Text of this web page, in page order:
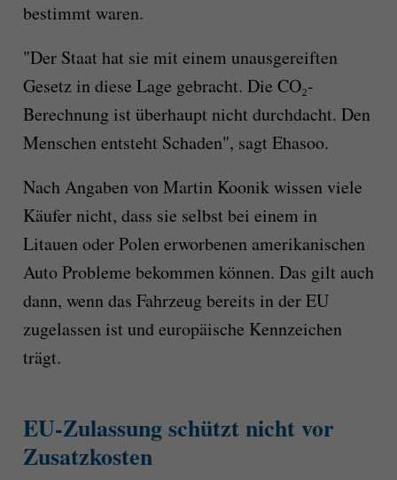
bestimmt waren.
"Der Staat hat sie mit einem unausgereiften
Gesetz in diese Lage gebracht. Die CO₂-
Berechnung ist überhaupt nicht durchdacht. Den
Menschen entsteht Schaden", sagt Ehasoo.
Nach Angaben von Martin Koonik wissen viele
Käufer nicht, dass sie selbst bei einem in
Litauen oder Polen erworbenen amerikanischen
Auto Probleme bekommen können. Das gilt auch
dann, wenn das Fahrzeug bereits in der EU
zugelassen ist und europäische Kennzeichen
trägt.
EU-Zulassung schützt nicht vor
Zusatzkosten